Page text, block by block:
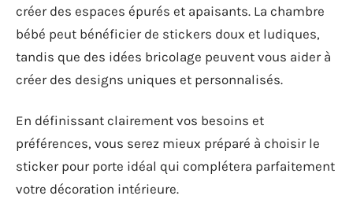
créer des espaces épurés et apaisants. La chambre
bébé peut bénéficier de stickers doux et ludiques,
tandis que des idées bricolage peuvent vous aider à
créer des designs uniques et personnalisés.
En définissant clairement vos besoins et
préférences, vous serez mieux préparé à choisir le
sticker pour porte idéal qui complétera parfaitement
votre décoration intérieure.